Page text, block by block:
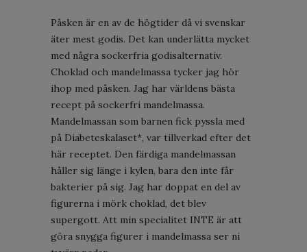
Påsken är en av de högtider då vi svenskar
äter mest godis. Det kan underlätta mycket
med några sockerfria godisalternativ.
Choklad och mandelmassa tycker jag hör
ihop med påsken. Jag har världens bästa
recept på sockerfri mandelmassa.
Mandelmassan som barnen fick pyssla med
på Diabeteskalaset*, var tillverkad efter det
här receptet. Den färdiga mandelmassan
håller sig länge i kylen, bara den inte får
bakterier på sig. Jag har doppat en del av
figurerna i mörk choklad, det blev
supergott. Att min specialitet INTE är att
göra snygga figurer i mandelmassa ser ni